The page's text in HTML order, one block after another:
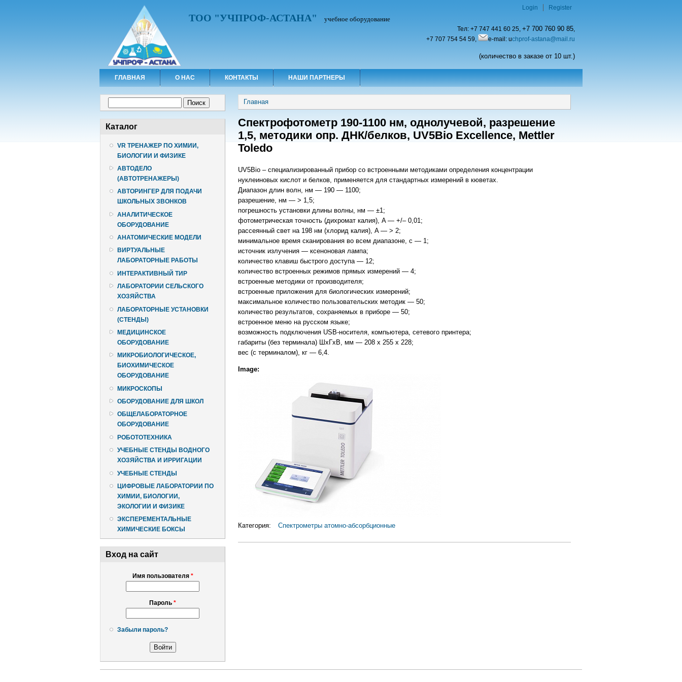
ТОО "УЧПРОФ-АСТАНА" учебное оборудование
Тел: +7 747 441 60 25, +7 700 760 90 85,
+7 707 754 54 59,
e-mail: uchprof-astana@mail.ru
(количество в заказе от 10 шт.)
Login Register
ГЛАВНАЯ О НАС КОНТАКТЫ НАШИ ПАРТНЕРЫ
Каталог
VR ТРЕНАЖЕР ПО ХИМИИ,
БИОЛОГИИ И ФИЗИКЕ
АВТОДЕЛО
(АВТОТРЕНАЖЕРЫ)
АВТОРИНГЕР ДЛЯ ПОДАЧИ
ШКОЛЬНЫХ ЗВОНКОВ
АНАЛИТИЧЕСКОЕ
ОБОРУДОВАНИЕ
АНАТОМИЧЕСКИЕ МОДЕЛИ
ВИРТУАЛЬНЫЕ
ЛАБОРАТОРНЫЕ РАБОТЫ
ИНТЕРАКТИВНЫЙ ТИР
ЛАБОРАТОРИИ СЕЛЬСКОГО
ХОЗЯЙСТВА
ЛАБОРАТОРНЫЕ УСТАНОВКИ
(СТЕНДЫ)
МЕДИЦИНСКОЕ
ОБОРУДОВАНИЕ
МИКРОБИОЛОГИЧЕСКОЕ,
БИОХИМИЧЕСКОЕ
ОБОРУДОВАНИЕ
МИКРОСКОПЫ
ОБОРУДОВАНИЕ ДЛЯ ШКОЛ
ОБЩЕЛАБОРАТОРНОЕ
ОБОРУДОВАНИЕ
РОБОТОТЕХНИКА
УЧЕБНЫЕ СТЕНДЫ ВОДНОГО
ХОЗЯЙСТВА И ИРРИГАЦИИ
УЧЕБНЫЕ СТЕНДЫ
ЦИФРОВЫЕ ЛАБОРАТОРИИ ПО
ХИМИИ, БИОЛОГИИ,
ЭКОЛОГИИ И ФИЗИКЕ
ЭКСПЕРЕМЕНТАЛЬНЫЕ
ХИМИЧЕСКИЕ БОКСЫ
Вход на сайт
Имя пользователя *
Пароль *
Забыли пароль?
Вы здесь
Главная
Cпектрофотометр 190-1100 нм, однолучевой, разрешение
1,5, методики опр. ДНК/белков, UV5Bio Excellence, Mettler
Toledo
UV5Bio – специализированный прибор со встроенными методиками определения концентрации
нуклеиновых кислот и белков, применяется для стандартных измерений в кюветах.
Диапазон длин волн, нм — 190 — 1100;
разрешение, нм — > 1,5;
погрешность установки длины волны, нм — ±1;
фотометрическая точность (дихромат калия), A — +/– 0,01;
рассеянный свет на 198 нм (хлорид калия), A — > 2;
минимальное время сканирования во всем диапазоне, с — 1;
источник излучения — ксеноновая лампа;
количество клавиш быстрого доступа — 12;
количество встроенных режимов прямых измерений — 4;
встроенные методики от производителя;
встроенные приложения для биологических измерений;
максимальное количество пользовательских методик — 50;
количество результатов, сохраняемых в приборе — 50;
встроенное меню на русском языке;
возможность подключения USB-носителя, компьютера, сетевого принтера;
габариты (без терминала) ШхГхВ, мм — 208 x 255 x 228;
вес (с терминалом), кг — 6,4.
Image:
Категория: Спектрометры атомно-абсорбционные